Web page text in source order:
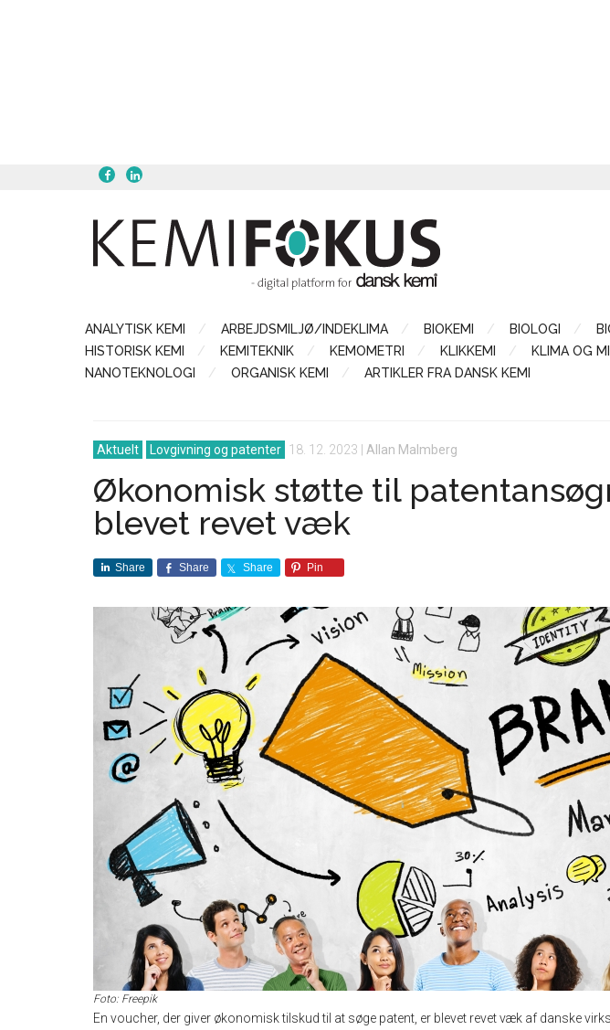
ANALYTISK KEMI ARBEJDSMILJØ/INDEKLIMA BIOKEMI BIOLOGI
HISTORISK KEMI
KEMITEKNIK KEMOMETRI KLIKKEMI KLIMA OG
NANOTEKNOLOGI
ORGANISK KEMI ARTIKLER FRA DANSK KEMI
Aktuelt Lovgivning og patenter 18. 12. 2023 Allan Malmberg
Økonomisk støtte til
blevet revet væk
Share Share Share Pin
Foto: Freepik
En voucher, der giver økonomisk tilskud til at søge patent, er blevet revet væk af danske